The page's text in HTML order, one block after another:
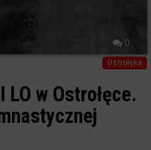
0
Ostrołęka
w Ostrołęce.